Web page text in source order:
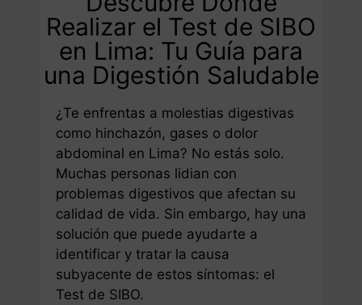
Realizar el Test de SIBO
en Lima: Tu Guía para
una Digestión Saludable
¿Te enfrentas a molestias digestivas
como hinchazón, gases o dolor
abdominal en Lima? No estás solo.
Muchas personas lidian con
problemas digestivos que afectan su
calidad de vida. Sin embargo, hay una
solución que puede ayudarte a
identificar y tratar la causa
subyacente de estos síntomas: el
Test de SIBO.